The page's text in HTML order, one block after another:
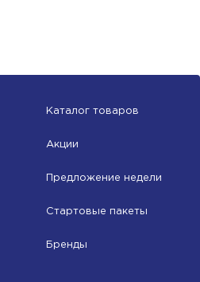
Каталог товаров
Акции
Предложение недели
Стартовые пакеты
Бренды